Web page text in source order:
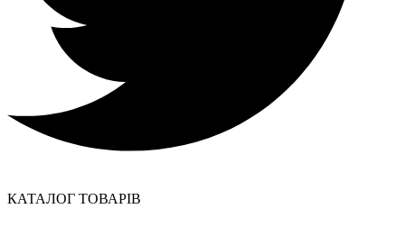
КАТАЛОГ ТОВАРІВ